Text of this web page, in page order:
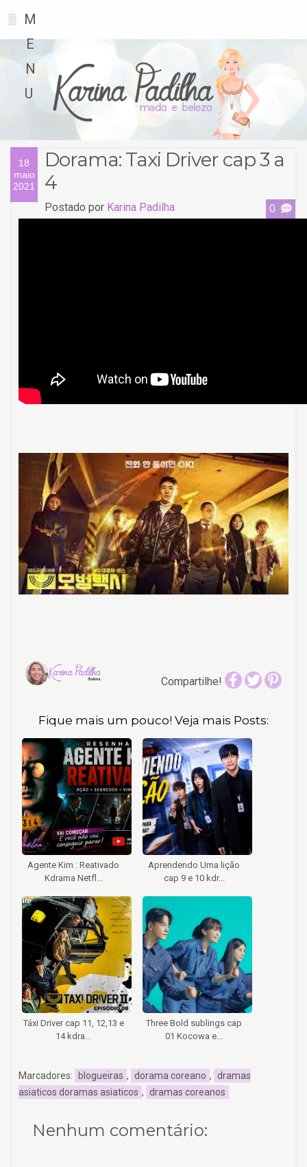
░
M
E
N
U
18
maio
2021
Dorama: Taxi Driver cap 3 a
4
Postado por Karina Padilha 0
Compartilhe!
Fique mais um pouco! Veja mais Posts:
Agente Kim : Reativado
Kdrama Netfl...
Aprendendo Uma lição
cap 9 e 10 kdr...
Táxi Driver cap 11, 12,13 e
14 kdra...
Three Bold sublings cap
01 Kocowa e...
Marcadores: blogueiras , dorama coreano , dramas
asiaticos doramas asiaticos , dramas coreanos
Nenhum comentário: